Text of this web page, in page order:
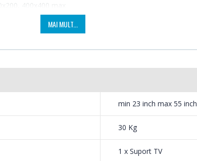
400x400 max
MAI MULT...
min 23 inch max 55 inch
30 Kg
1 x Suport TV
-25%